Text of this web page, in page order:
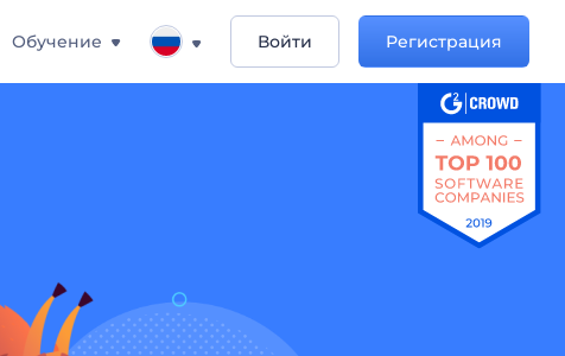
Обучение Войти Регистрация